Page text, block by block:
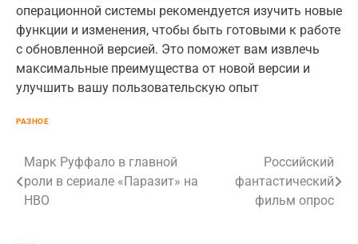
операционной системы рекомендуется изучить новые
функции и изменения, чтобы быть готовыми к работе
с обновленной версией. Это поможет вам извлечь
максимальные преимущества от новой версии и
улучшить вашу пользовательскую опыт
РАЗНОЕ
Навигация
по
Марк Руффало в главной
роли в сериале «Паразит» на
HBO
Российский
фантастический
фильм опрос